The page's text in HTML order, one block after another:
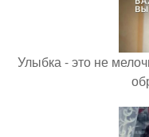
Улыбка - это не